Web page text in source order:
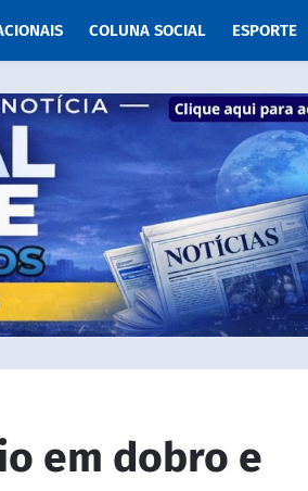
COLUNA SOCIAL ESPORTE
em dobro e